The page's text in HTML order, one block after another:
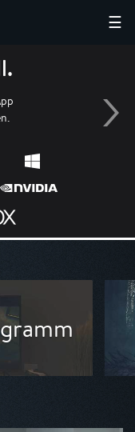
☰